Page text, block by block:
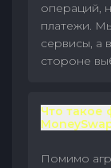
операций,
платежи.
сервисы, а
стороне
Что такое
Помимо